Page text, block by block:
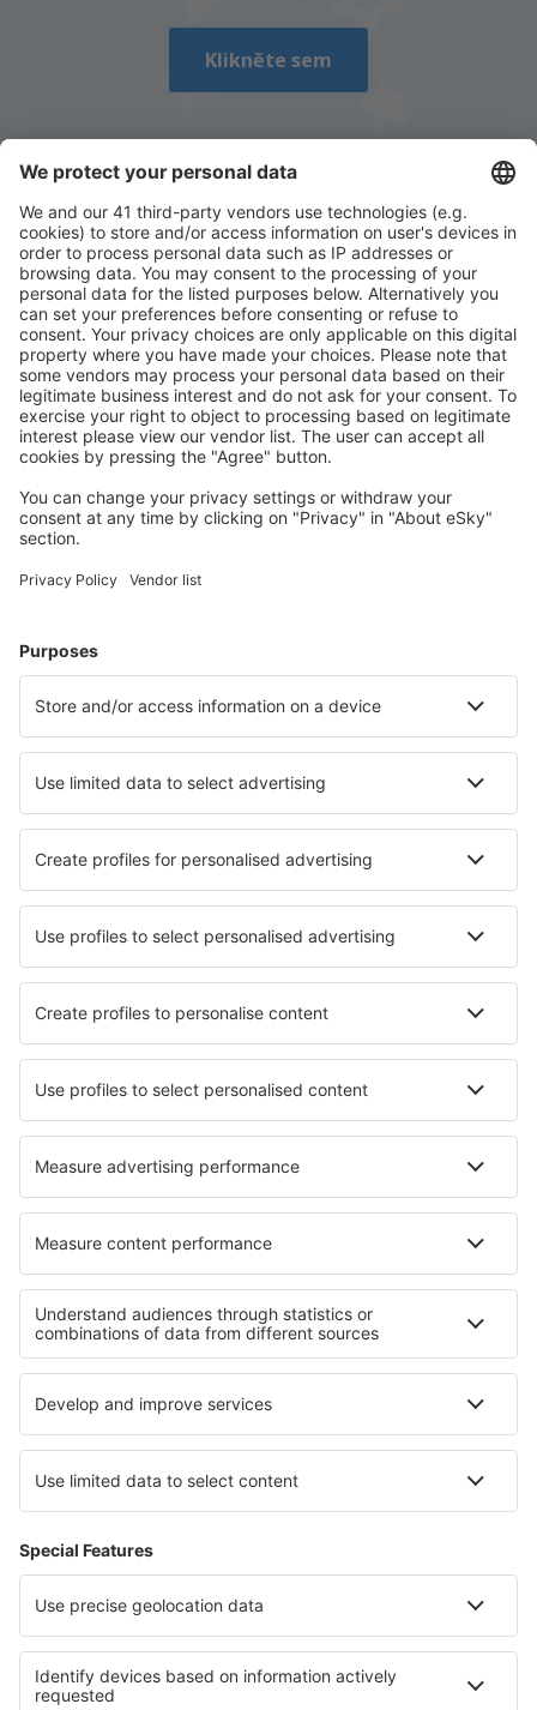
Klikněte sem
Stáhněte si naši aplikacia plánujte své cesty
pohodlně
Naplánujte si cestu
Letenky
Ubytování
Let+Hotel
Hotely
Transfery
Sportovní události
Přečtěte si více
Garance nejnižší ceny
Mobilní aplikace
Letecké společnosti
Ryanair
Wizz Air
easyJet
Lufthansa
O eSky
Všeobecné podmínky
Moje rezervace
Politika ochrany soukromí
Podpora a kontakt
Země
Mezinárodní web-stránky
eSky.eu eSky.com eDestinos.com